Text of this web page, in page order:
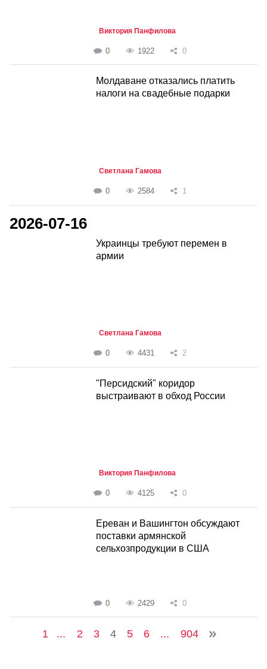
Виктория Панфилова
0 1922 0
Молдаване отказались платить
налоги на свадебные подарки
Светлана Гамова
0 2584 1
2026-07-16
Украинцы требуют перемен в
армии
Светлана Гамова
0 4431 2
"Персидский" коридор
выстраивают в обход России
Виктория Панфилова
0 4125 0
Ереван и Вашингтон обсуждают
поставки армянской
сельхозпродукции в США
0 2429 0
1 ... 2 3 4 5 6 ... 904